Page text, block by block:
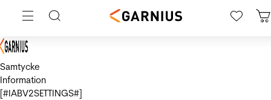
Samtycke
Information
[#IABV2SETTINGS#]